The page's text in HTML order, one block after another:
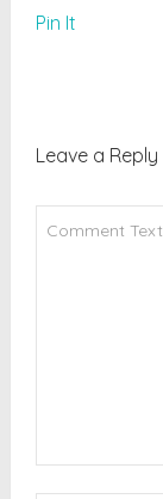
Pin It
Leave a Reply